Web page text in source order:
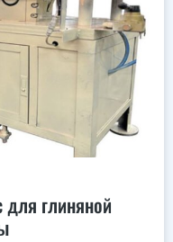
для глиняной